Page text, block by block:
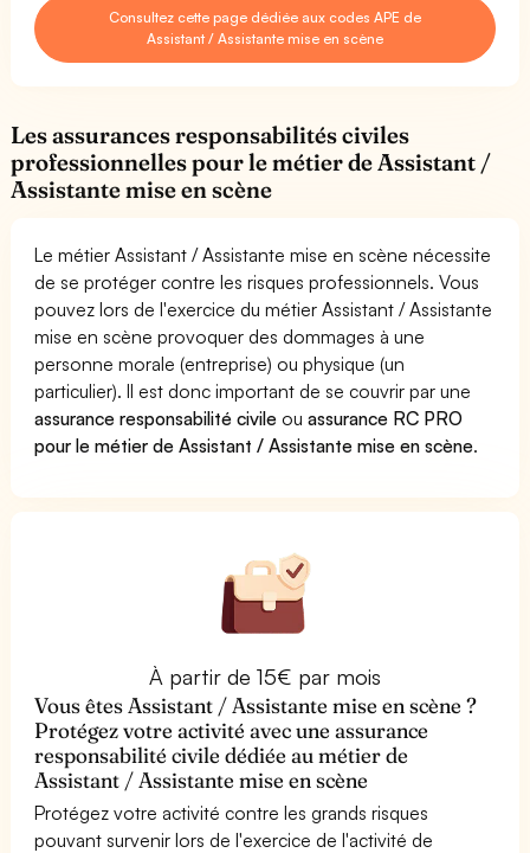
Consultez cette page dédiée aux codes APE de
Assistant / Assistante mise en scène
Les assurances responsabilités civiles
professionnelles pour le métier de Assistant /
Assistante mise en scène
Le métier Assistant / Assistante mise en scène nécessite
de se protéger contre les risques professionnels. Vous
pouvez lors de l'exercice du métier Assistant / Assistante
mise en scène provoquer des dommages à une
personne morale (entreprise) ou physique (un
particulier). Il est donc important de se couvrir par une
assurance responsabilité civile ouassurance RC PRO
pour le métier de Assistant / Assistante mise en scène.
À partir de 15€ par mois
Vous êtes Assistant / Assistante mise en scène ?
Protégez votre activité avec une assurance
responsabilité civile dédiée au métier de
Assistant / Assistante mise en scène
Protégez votre activité contre les grands risques
pouvant survenir lors de l'exercice de l'activité de